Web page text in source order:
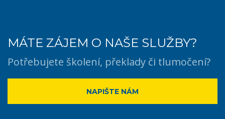
MÁTE ZÁJEM O NAŠE SLUŽBY?
Potřebujete školení, překlady či tlumočení?
NAPIŠTE NÁM